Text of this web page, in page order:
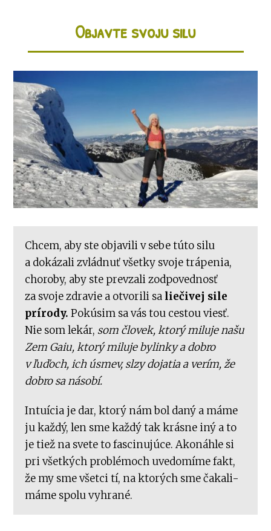
Objavte svoju silu
Chcem, aby ste objavili v sebe túto silu
a dokázali zvládnuť všetky svoje trápenia,
choroby, aby ste prevzali zodpovednosť
za svoje zdravie a otvorili sa liečivej sile
prírody. Pokúsim sa vás tou cestou viesť.
Nie som lekár, som človek, ktorý miluje našu
Zem Gaiu, ktorý miluje bylinky a dobro
v ľuďoch, ich úsmev, slzy dojatia a verím, že
dobro sa násobí.
Intuícia je dar, ktorý nám bol daný a máme
ju každý, len sme každý tak krásne iný a to
je tiež na svete to fascinujúce. Akonáhle si
pri všetkých problémoch uvedomíme fakt,
že my sme všetci tí, na ktorých sme čakali-
máme spolu vyhrané.